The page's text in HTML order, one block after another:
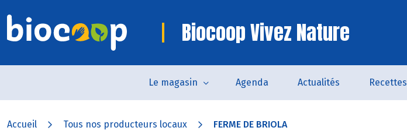
Biocoop Vivez Nature
Le magasin Agenda Actualités Recettes
Accueil Tous nos producteurs locaux FERME DE BRIOLA